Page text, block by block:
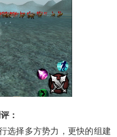
：
选择多方势力，更快的组建